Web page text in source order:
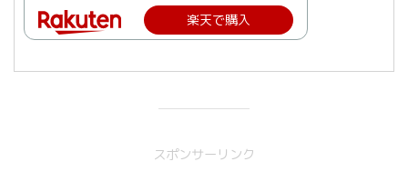
楽天で購入
スポンサーリンク